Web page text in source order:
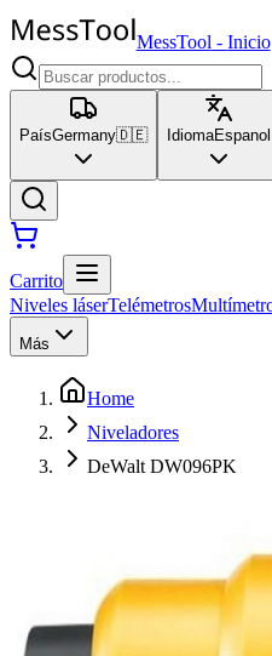
MessTool - Inicio
PaísGermany🇩🇪 IdiomaEspanol
Carrito
Niveles láserTelémetros
Más
Home
Niveladores
DeWalt DW096PK